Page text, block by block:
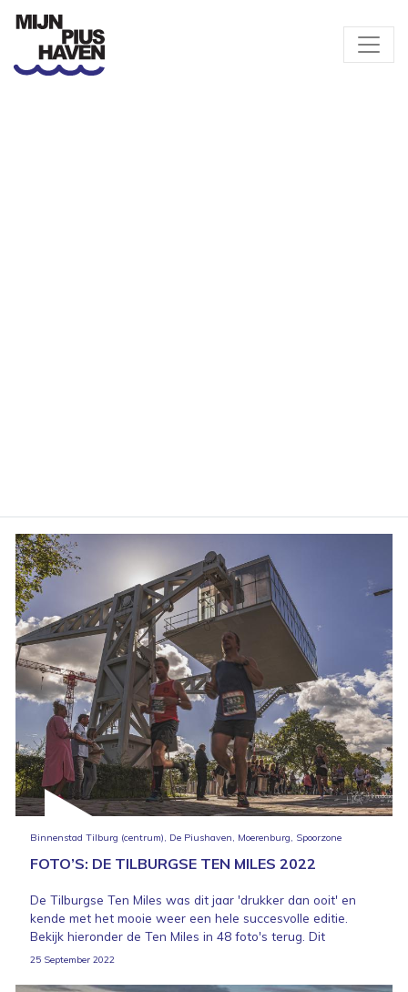
Binnenstad Tilburg (centrum), De Piushaven, Moerenburg, Spoorzone
FOTO’S: DE TILBURGSE TEN MILES 2022
De Tilburgse Ten Miles was dit jaar 'drukker dan ooit' en
kende met het mooie weer een hele succesvolle editie.
Bekijk hieronder de Ten Miles in 48 foto's terug. Dit
25 September 2022